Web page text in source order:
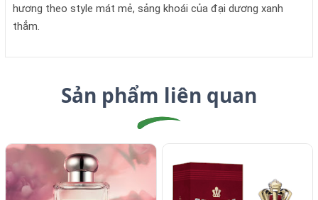
hương theo style mát mẻ, sảng khoái của đại dương xanh
thẳm.
Sản phẩm liên quan